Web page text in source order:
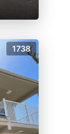
1738